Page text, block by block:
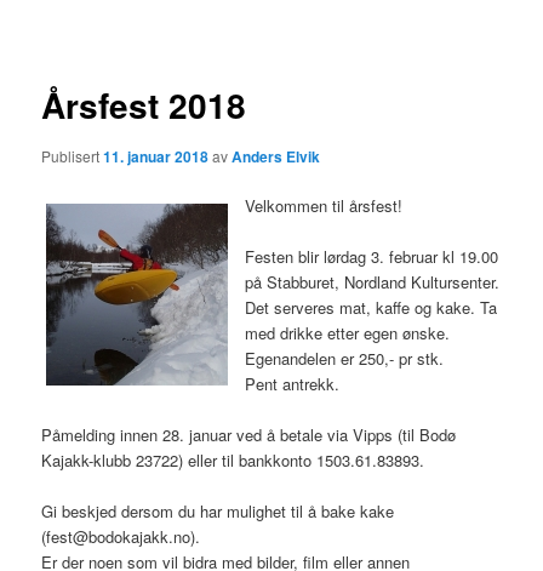
Årsfest 2018
Publisert11. januar 2018avAnders Elvik
Velkommen til årsfest!
Festen blir lørdag 3. februar kl 19.00
på Stabburet, Nordland Kultursenter.
Det serveres mat, kaffe og kake. Ta
med drikke etter egen ønske.
Egenandelen er 250,- pr stk.
Pent antrekk.
Påmelding innen 28. januar ved å betale via Vipps (til Bodø
Kajakk-klubb 23722) eller til bankkonto 1503.61.83893.
Gi beskjed dersom du har mulighet til å bake kake
(fest@bodokajakk.no).
Er der noen som vil bidra med bilder, film eller annen